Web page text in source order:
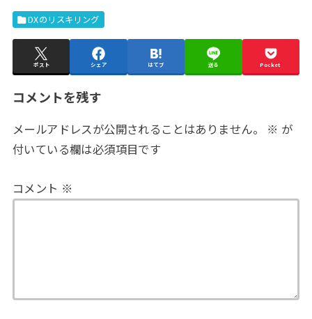
DXのリスキリング
ポスト シェア はてブ 送る Pocket
コメントを残す
メールアドレスが公開されることはありません。 ※ が
付いている欄は必須項目です
コメント ※